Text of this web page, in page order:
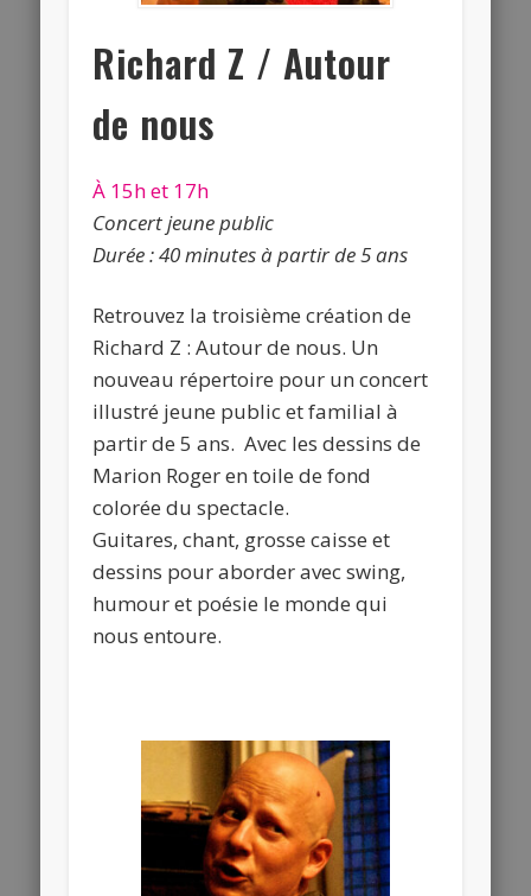
Richard Z / Autour
de nous
À 15h et 17h
Concert jeune public
Durée : 40 minutes à partir de 5 ans
Retrouvez la troisième création de
Richard Z : Autour de nous. Un
nouveau répertoire pour un concert
illustré jeune public et familial à
partir de 5 ans. Avec les dessins de
Marion Roger en toile de fond
colorée du spectacle.
Guitares, chant, grosse caisse et
dessins pour aborder avec swing,
humour et poésie le monde qui
nous entoure.